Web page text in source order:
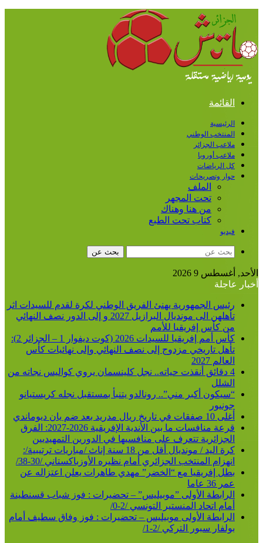
القائمة
الرئيسية
المنتخب الوطني
ملاعب الجزائر
ملاعب أوروبا
كل الرياضات
حوار وتصريحات
الملف
تحت المجهر
من هنا وهناك
كتاب تحت الطبع
فيديو
بحث عن
الأحد, أغسطس 9 2026
أخبار عاجلة
رئيس الجمهورية يهنئ الفريق الوطني لكرة لقدم للسيدات اثر
تأهلهن الى مونديال البرازيل 2027 و إلى الدور نصف النهائي
من كأس إفريقيا للأمم
كأس أمم إفريقيا للسيدات 2026 (كوت ديفوار 1 – الجزائر 2):
تأهل تاريخي مزدوج إلى نصف النهائي وإلى نهائيات كأس
العالم 2027
4 دقائق أنقذت حياته.. نجل كلينسمان يروي كواليس نجاته من
الشلل
“سيكون أكبر مني”.. رونالدو يتنبأ بمستقبل نجله كريستيانو
جونيور
أغلى 10 صفقات في تاريخ ريال مدريد بعد ضم يان ديوماندي
قرعة منافسات ما بين الأندية الإفريقية 2026-2027: الفرق
الجزائرية تتعرف على منافسيها في الدورين التمهيديين
كرة اليد / مونديال أقل من 18 سنة إناث /مباريات ترتيبية/:
انهزام المنتخب الجزائري أمام نظيره الأوزباكستاني /30-38/
بطل إفريقيا مع “الخضر” مهدي طاهرات يعلن اعتزاله عن
عمر 36 عاما
الرابطة الأولى ”موبيليس” – تحضيرات : فوز شباب قسنطينة
أمام اتحاد المنستير التونسي /2-0/
الرابطة الأولى موبيليس – تحضيرات : فوز وفاق سطيف أمام
بولفار سبور التركي /2-1/